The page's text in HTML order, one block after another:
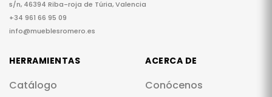
s/n, 46394 Riba-roja de Túria, Valencia
+34 961 66 95 09
info@mueblesromero.es
HERRAMIENTAS
Catálogo
ACERCA DE
Conócenos